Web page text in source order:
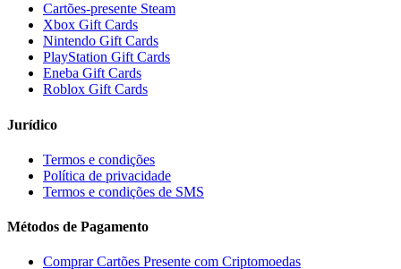
Cartões-presente Steam
Xbox Gift Cards
Nintendo Gift Cards
PlayStation Gift Cards
Eneba Gift Cards
Roblox Gift Cards
Jurídico
Termos e condições
Política de privacidade
Termos e condições de SMS
Métodos de Pagamento
Comprar Cartões Presente com Criptomoedas